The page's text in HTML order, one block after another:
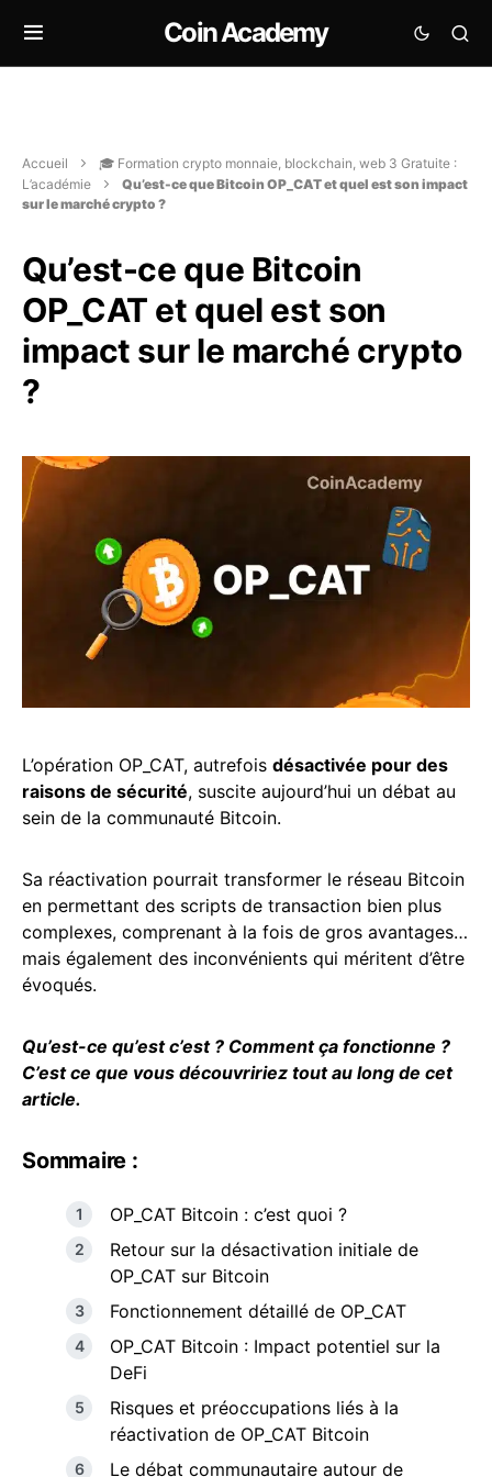
Coin Academy
Accueil
🎓 Formation crypto monnaie, blockchain, web 3 Gratuite :
L’académie
Qu’est-ce que Bitcoin OP_CAT et quel est son impact
sur le marché crypto ?
Qu’est-ce que Bitcoin
OP_CAT et quel est son
impact sur le marché crypto
?
L’opération OP_CAT, autrefois désactivée pour des
raisons de sécurité, suscite aujourd’hui un débat au
sein de la communauté Bitcoin.
Sa réactivation pourrait transformer le réseau Bitcoin
en permettant des scripts de transaction bien plus
complexes, comprenant à la fois de gros avantages…
mais également des inconvénients qui méritent d’être
évoqués.
Qu’est-ce qu’est c’est ? Comment ça fonctionne ?
C’est ce que vous découvririez tout au long de cet
article.
Sommaire :
OP_CAT Bitcoin : c’est quoi ?
Retour sur la désactivation initiale de
OP_CAT sur Bitcoin
Fonctionnement détaillé de OP_CAT
OP_CAT Bitcoin : Impact potentiel sur la
DeFi
Risques et préoccupations liés à la
réactivation de OP_CAT Bitcoin
Le débat communautaire autour de